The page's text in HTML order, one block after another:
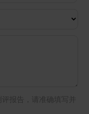
报告，请准确填写并